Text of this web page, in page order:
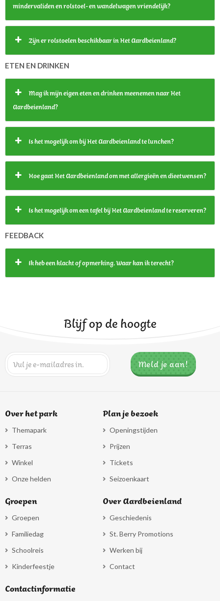
mindervaliden en rolstoel- en wandelwagen vriendelijk?
Zijn er rolstoelen beschikbaar in Het Aardbeienland?
ETEN EN DRINKEN
Mag ik mijn eigen eten en drinken meenemen naar Het
Aardbeienland?
Is het mogelijk om bij Het Aardbeienland te lunchen?
Hoe gaat Het Aardbeienland om met allergieën en dieetwensen?
Is het mogelijk om een tafel bij Het Aardbeienland te reserveren?
FEEDBACK
Ik heb een klacht of opmerking. Waar kan ik terecht?
Blijf op de hoogte
Over het park
Themapark
Terras
Winkel
Onze helden
Plan je bezoek
Openingstijden
Prijzen
Tickets
Seizoenkaart
Groepen
Groepen
Familiedag
Schoolreis
Kinderfeestje
Over Aardbeienland
Geschiedenis
St. Berry Promotions
Werken bij
Contact
Contactinformatie